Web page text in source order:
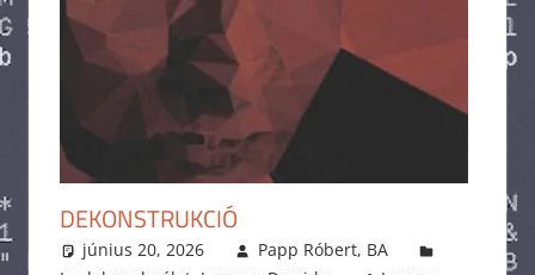
DEKONSTRUKCIÓ
június 20, 2026
Papp Róbert, BA